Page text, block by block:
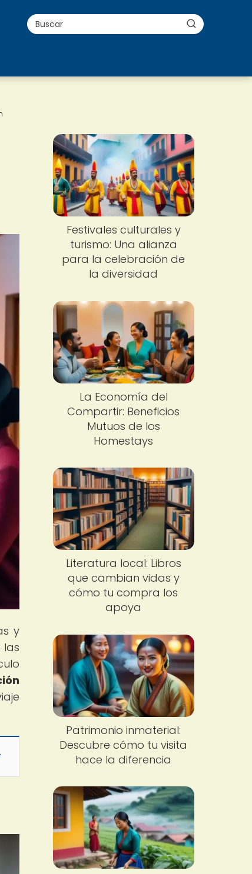
y
las
Festivales culturales y
turismo: Una alianza
para la celebración de
la diversidad
La Economía del
Compartir: Beneficios
Mutuos de los
Homestays
Literatura local: Libros
que cambian vidas y
cómo tu compra los
apoya
Patrimonio inmaterial:
Descubre cómo tu visita
hace la diferencia